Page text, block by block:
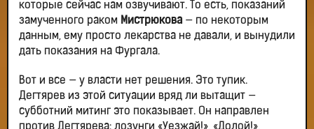
которые сейчас нам озвучивают. То есть, показаний
замученного раком Мистрюкова — по некоторым
данным, ему просто лекарства не давали, и вынудили
дать показания на Фургала.
Вот и все — у власти нет решения. Это тупик.
Дегтярев из этой ситуации вряд ли вытащит —
субботний митинг это показывает. Он направлен